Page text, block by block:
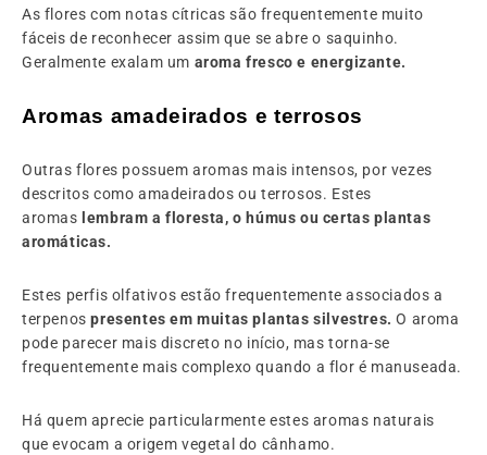
As flores com notas cítricas são frequentemente muito
fáceis de reconhecer assim que se abre o saquinho.
Geralmente exalam um aroma fresco e energizante.
Aromas amadeirados e terrosos
Outras flores possuem aromas mais intensos, por vezes
descritos como amadeirados ou terrosos. Estes
aromas lembram a floresta, o húmus ou certas plantas
aromáticas.
Estes perfis olfativos estão frequentemente associados a
terpenospresentes em muitas plantas silvestres.O aroma
pode parecer mais discreto no início, mas torna-se
frequentemente mais complexo quando a flor é manuseada.
Há quem aprecie particularmente estes aromas naturais
que evocam a origem vegetal do cânhamo.